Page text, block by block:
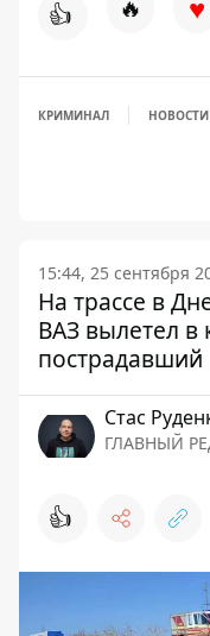
👍 🔥 ♥
КРИМИНАЛ
15:44, 25 сентября
На трассе в
ВАЗ вылетел в
пострадавший
Стаc
ГЛАВНЫЙ
👍